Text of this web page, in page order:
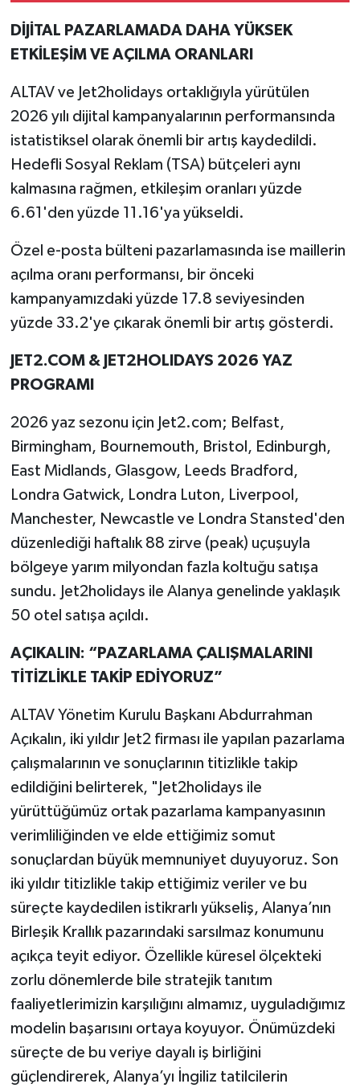
DİJİTAL PAZARLAMADA DAHA YÜKSEK
ETKİLEŞİM VE AÇILMA ORANLARI
ALTAV ve Jet2holidays ortaklığıyla yürütülen
2026 yılı dijital kampanyalarının performansında
istatistiksel olarak önemli bir artış kaydedildi.
Hedefli Sosyal Reklam (TSA) bütçeleri aynı
kalmasına rağmen, etkileşim oranları yüzde
6.61'den yüzde 11.16'ya yükseldi.
Özel e-posta bülteni pazarlamasında ise maillerin
açılma oranı performansı, bir önceki
kampanyamızdaki yüzde 17.8 seviyesinden
yüzde 33.2'ye çıkarak önemli bir artış gösterdi.
JET2.COM & JET2HOLIDAYS 2026 YAZ
PROGRAMI
2026 yaz sezonu için Jet2.com; Belfast,
Birmingham, Bournemouth, Bristol, Edinburgh,
East Midlands, Glasgow, Leeds Bradford,
Londra Gatwick, Londra Luton, Liverpool,
Manchester, Newcastle ve Londra Stansted'den
düzenlediği haftalık 88 zirve (peak) uçuşuyla
bölgeye yarım milyondan fazla koltuğu satışa
sundu. Jet2holidays ile Alanya genelinde yaklaşık
50 otel satışa açıldı.
AÇIKALIN: “PAZARLAMA ÇALIŞMALARINI
TİTİZLİKLE TAKİP EDİYORUZ”
ALTAV Yönetim Kurulu Başkanı Abdurrahman
Açıkalın, iki yıldır Jet2 firması ile yapılan pazarlama
çalışmalarının ve sonuçlarının titizlikle takip
edildiğini belirterek, "Jet2holidays ile
yürüttüğümüz ortak pazarlama kampanyasının
verimliliğinden ve elde ettiğimiz somut
sonuçlardan büyük memnuniyet duyuyoruz. Son
iki yıldır titizlikle takip ettiğimiz veriler ve bu
süreçte kaydedilen istikrarlı yükseliş, Alanya’nın
Birleşik Krallık pazarındaki sarsılmaz konumunu
açıkça teyit ediyor. Özellikle küresel ölçekteki
zorlu dönemlerde bile stratejik tanıtım
faaliyetlerimizin karşılığını almamız, uyguladığımız
modelin başarısını ortaya koyuyor. Önümüzdeki
süreçte de bu veriye dayalı iş birliğini
güçlendirerek, Alanya’yı İngiliz tatilcilerin